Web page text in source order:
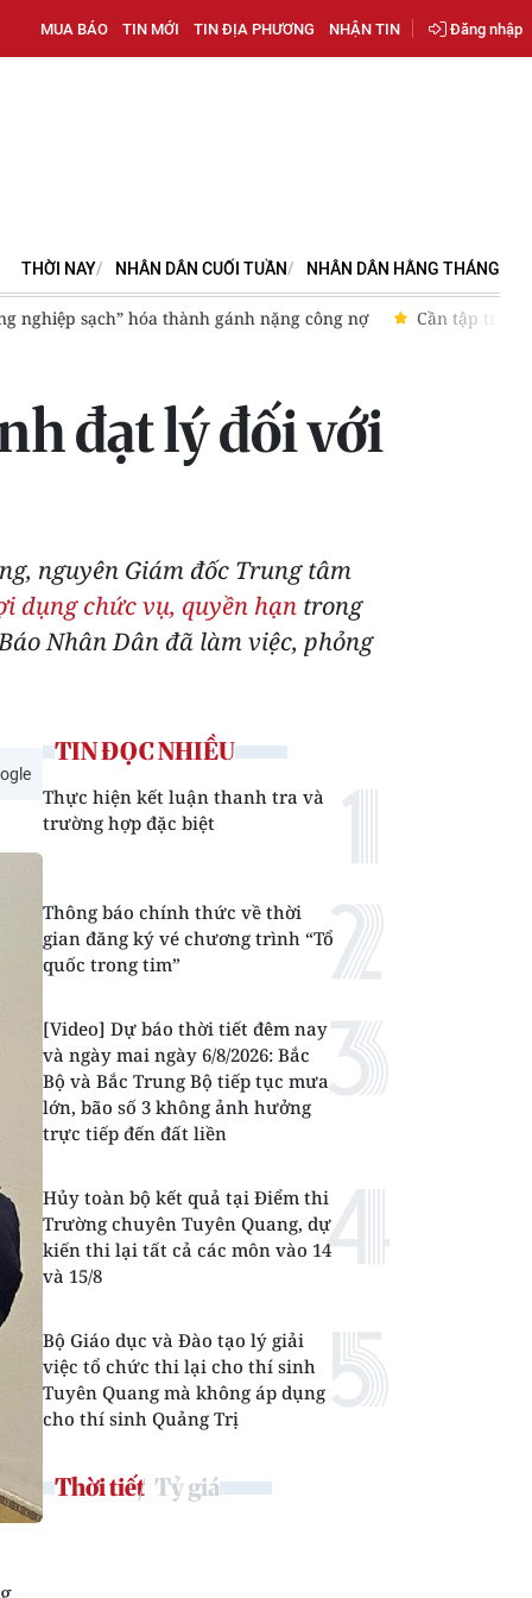
MUA BÁO TIN MỚI TIN ĐỊA PHƯƠNG NHẬN TIN Đăng nhập
THỜI NAY NHÂN DÂN CUỐI TUẦN NHÂN DÂN HẰNG THÁNG
nợ Cần tập trung giám sát chất lượng công tác xét xử
đạt lý đối với
nguyên Giám đốc Trung tâm
dụng chức vụ, quyền hạn trong
Nhân Dân đã làm việc, phỏng
TIN ĐỌC NHIỀU
Thực hiện kết luận thanh tra và
trường hợp đặc biệt
Thông báo chính thức về thời
gian đăng ký vé chương trình “Tổ
quốc trong tim”
[Video] Dự báo thời tiết đêm nay
và ngày mai ngày 6/8/2026: Bắc
Bộ và Bắc Trung Bộ tiếp tục mưa
lớn, bão số 3 không ảnh hưởng
trực tiếp đến đất liền
Hủy toàn bộ kết quả tại Điểm thi
Trường chuyên Tuyên Quang, dự
kiến thi lại tất cả các môn vào 14
và 15/8
Bộ Giáo dục và Đào tạo lý giải
việc tổ chức thi lại cho thí sinh
Tuyên Quang mà không áp dụng
cho thí sinh Quảng Trị
Thời tiết Tỷ giá